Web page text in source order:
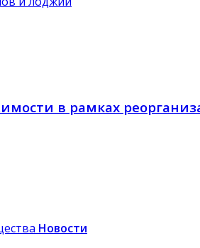
в рамках
Новости